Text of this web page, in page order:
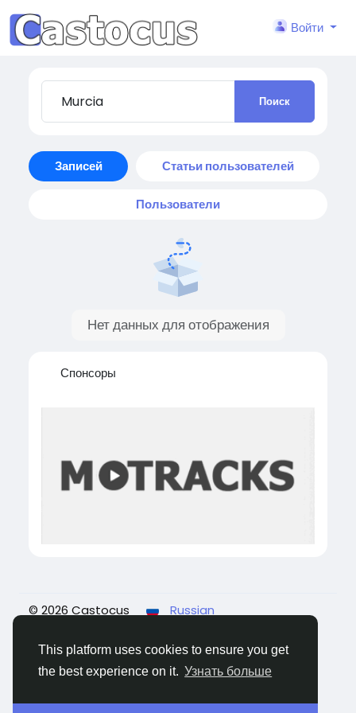
This platform uses cookies to ensure you get
the best experience on it. Узнать больше
Войти
Поиск
Записей Статьи пользователей
Пользователи
Нет данных для отображения
Спонсоры
© 2026 Castocus
Russian
Конфиденциальность Условия использования
Свяжитесь с нами